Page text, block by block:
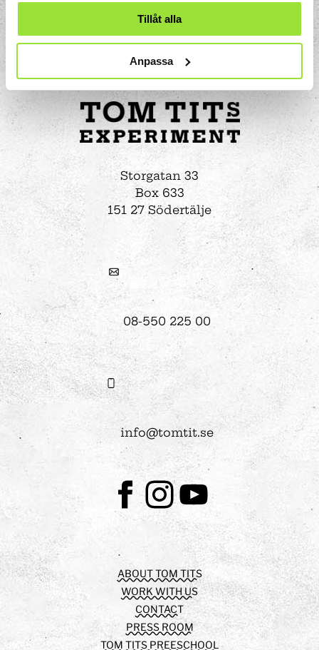
Tillåt alla
Anpassa
Storgatan 33
Box 633
151 27 Södertälje
08-550 225 00
info@tomtit.se
FacebookInstagramYoutube
ABOUT TOM TITS
WORK WITH US
CONTACT
PRESS ROOM
TOM TITS PREESCHOOL